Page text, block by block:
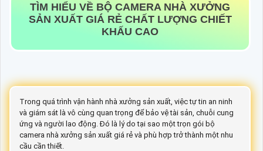
TÌM HIỂU VỀ BỘ CAMERA NHÀ XƯỞNG
SẢN XUẤT GIÁ RẺ CHẤT LƯỢNG CHIẾT
KHẤU CAO
Trong quá trình vận hành nhà xưởng sản xuất, việc tự tin an ninh
và giám sát là vô cùng quan trọng để bảo vệ tài sản, chuỗi cung
ứng và người lao động. Đó là lý do tại sao một trọn gói bộ
camera nhà xưởng sản xuất giá rẻ và phù hợp trở thành một nhu
cầu cần thiết.